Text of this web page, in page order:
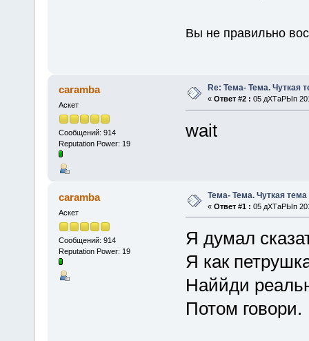
Вы не правильно
caramba
Аскет
Сообщений: 914
Reputation Power: 19
Re: Тема- Тема. Чуткая
« Ответ #2 : 05 дХТаРЫп
wait
caramba
Аскет
Сообщений: 914
Reputation Power: 19
Тема- Тема. Чуткая
« Ответ #1 : 05 дХТаРЫп
Я думал
Я как
Наййди
Потом говори.